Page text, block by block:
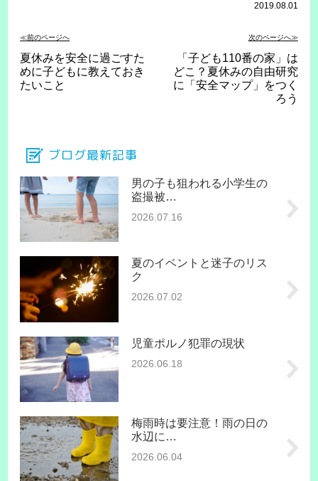
2019.08.01
≪前のページへ 次のページへ≫
夏休みを安全に過ごすた
めに子どもに教えておき
たいこと
「子ども110番の家」は
どこ？夏休みの自由研究
に「安全マップ」をつく
ろう
ブログ最新記事
男の子も狙われる小学生の
盗撮被…
2026.07.16
夏のイベントと迷子のリス
ク
2026.07.02
児童ポルノ犯罪の現状
2026.06.18
梅雨時は要注意！雨の日の
水辺に…
2026.06.04